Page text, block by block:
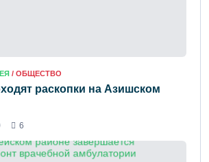
/ ОБЩЕСТВО
раскопки на Азишском
6